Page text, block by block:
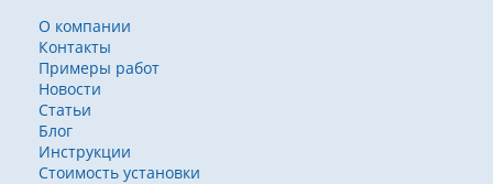
О компании
Контакты
Примеры работ
Новости
Статьи
Блог
Инструкции
Стоимость установки